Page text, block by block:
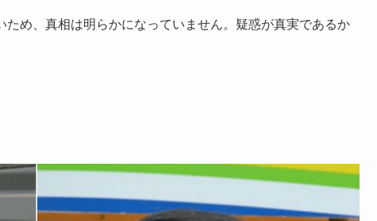
め、真相は明らかになっていません。疑惑が真実であるか